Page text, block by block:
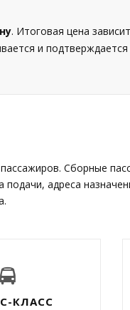
. Итоговая цена
и
Сборные
адреса
КЛАСС